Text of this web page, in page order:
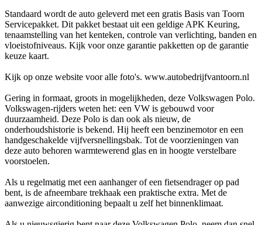
Standaard wordt de auto geleverd met een gratis Basis van Toorn
Servicepakket. Dit pakket bestaat uit een geldige APK Keuring,
tenaamstelling van het kenteken, controle van verlichting, banden en
vloeistofniveaus. Kijk voor onze garantie pakketten op de garantie
keuze kaart.
Kijk op onze website voor alle foto's. www.autobedrijfvantoorn.nl
Gering in formaat, groots in mogelijkheden, deze Volkswagen Polo.
Volkswagen-rijders weten het: een VW is gebouwd voor
duurzaamheid. Deze Polo is dan ook als nieuw, de
onderhoudshistorie is bekend. Hij heeft een benzinemotor en een
handgeschakelde vijfversnellingsbak. Tot de voorzieningen van
deze auto behoren warmtewerend glas en in hoogte verstelbare
voorstoelen.
Als u regelmatig met een aanhanger of een fietsendrager op pad
bent, is de afneembare trekhaak een praktische extra. Met de
aanwezige airconditioning bepaalt u zelf het binnenklimaat.